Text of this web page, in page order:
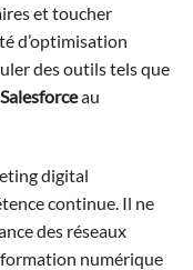
et toucher
d’optimisation
des outils tels que
Salesforceau
digital
continue. Il ne
des réseaux
numérique